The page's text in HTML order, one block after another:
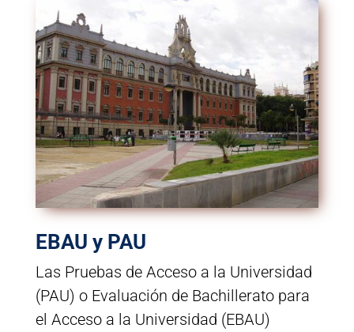
EBAU y PAU
Las Pruebas de Acceso a la Universidad
(PAU) o Evaluación de Bachillerato para
el Acceso a la Universidad (EBAU)